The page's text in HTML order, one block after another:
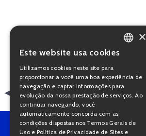
voltar
PORTUGUESE
×
Este website usa cookies
Utilizamos cookies neste site para
proporcionar a você uma boa experiência de
navegação e captar informações para
evolução da nossa prestação de serviços. Ao
continuar navegando, você
automaticamente concorda com as
condições dispostas nos Termos Gerais de
Uso e Política de Privacidade de Sites e